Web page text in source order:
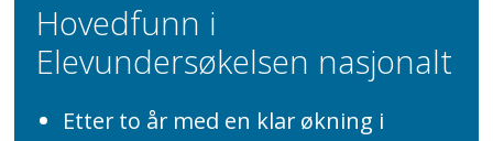
Hovedfunn i
Elevundersøkelsen nasjonalt
Etter to år med en klar økning i